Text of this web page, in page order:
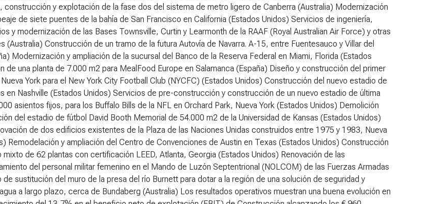
construcción y explotación de la fase dos del sistema de metro ligero de Canberra (Australia) Modernización
de siete puentes de la bahía de San Francisco en California (Estados Unidos) Servicios de ingeniería,
y modernización de las Bases Townsville, Curtin y Learmonth de la RAAF (Royal Australian Air Force) y otras
(Australia) Construcción de un tramo de la futura Autovía de Navarra. A-15, entre Fuentesauco y Villar del
Modernización y ampliación de la sucursal del Banco de la Reserva Federal en Miami, Florida (Estados
de una planta de 7.000 m2 para MealFood Europe en Salamanca (España) Diseño y construcción del primer
York para el New York City Football Club (NYCFC) (Estados Unidos) Construcción del nuevo estadio de
en Nashville (Estados Unidos) Servicios de pre-construcción y construcción de un nuevo estadio de última
asientos fijos, para los Buffalo Bills de la NFL en Orchard Park, Nueva York (Estados Unidos) Demolición
del estadio de fútbol David Booth Memorial de 54.000 m2 de la Universidad de Kansas (Estados Unidos)
de dos edificios existentes de la Plaza de las Naciones Unidas construidos entre 1975 y 1983, Nueva
Remodelación y ampliación del Centro de Convenciones de Austin en Texas (Estados Unidos) Construcción
de 62 plantas con certificación LEED, Atlanta, Georgia (Estados Unidos) Renovación de las
del personal militar femenino en el Mando de Luzón Septentrional (NOLCOM) de las Fuerzas Armadas
de sustitución del muro de la presa del río Burnett para dotar a la región de una solución de seguridad y
a largo plazo, cerca de Bundaberg (Australia) Los resultados operativos muestran una buena evolución en